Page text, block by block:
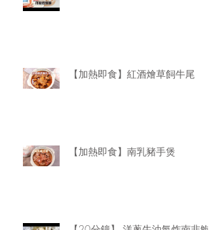
【加熱即食】紅酒燴草飼牛尾
【加熱即食】南乳豬手煲